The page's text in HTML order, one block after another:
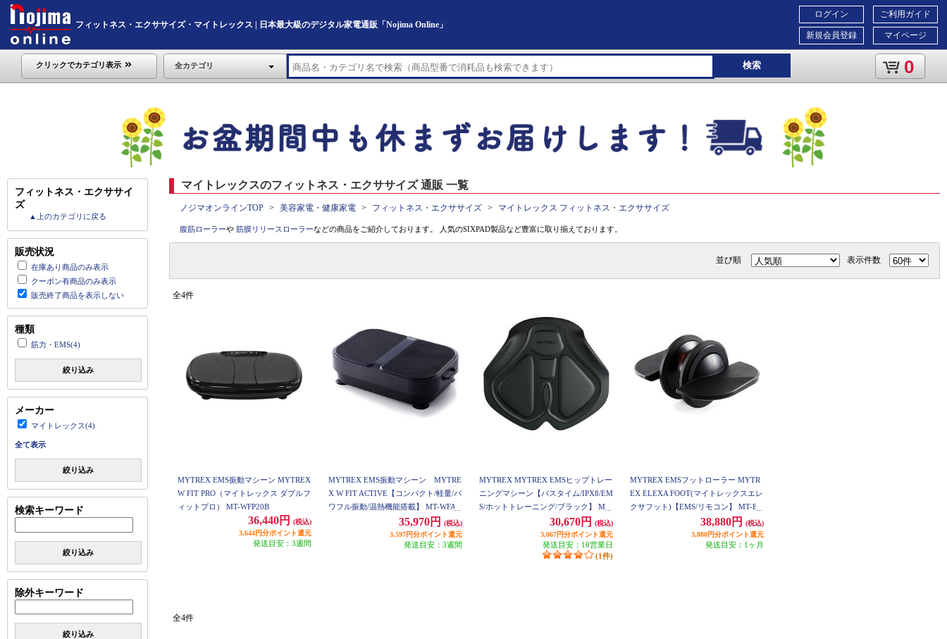
フィットネス・エクササイズ・マイトレックス | 日本最大級のデジタル家電通販「Nojima Online」
ご利用ガイド
マイページ
ログイン
新規会員登録
クリックでカテゴリ表示 全カテゴリ 検索 0
フィットネス・エクササイ
ズ
▲上のカテゴリに戻る
販売状況
在庫あり商品のみ表示
クーポン有商品のみ表示
販売終了商品を表示しない
種類
筋力・EMS(4)
絞り込み
メーカー
マイトレックス(4)
全て表示
絞り込み
検索キーワード
絞り込み
除外キーワード
絞り込み
マイトレックスのフィットネス・エクササイズ 通販 一覧
ノジマオンラインTOP 美容家電・健康家電 フィットネス・エクササイズ マイトレックス フィットネス・エクササイズ
腹筋ローラーや 筋膜リリースローラーなどの商品をご紹介しております。 人気のSIXPAD製品など豊富に取り揃えております。
並び順 表示件数
全4件
MYTREX EMS振動マシーン MYTREX
W FIT PRO（マイトレックス ダブルフ
ィットプロ） MT-WFP20B
36,440円
(税込)
3,644円分ポイント還元
発送目安：3週間
MYTREX EMS振動マシーン MYTRE
X W FIT ACTIVE【コンパクト/軽量/パ
ワフル振動/温熱機能搭載】 MT-WFA2
35,970円
(税込)
3,597円分ポイント還元
発送目安：3週間
MYTREX MYTREX EMSヒップトレー
ニングマシーン【バスタイム/IPX8/EM
S/ホットトレーニング/ブラック】 MT-
30,670円
(税込)
3,067円分ポイント還元
発送目安：10営業日
(1件)
MYTREX EMSフットローラー MYTR
EX ELEXA FOOT(マイトレックスエレ
クサフット)【EMS/リモコン】 MT-EF
38,880円
(税込)
3,888円分ポイント還元
発送目安：1ヶ月
全4件